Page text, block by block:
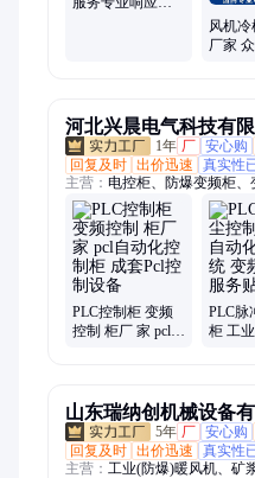
风机
厂家
河北兴晨电气科技有限
1年 厂 安心购
回复及时 出价迅速 真实性
主营： 电控柜、防爆变频柜
柜、防爆配电柜、仪表动力
开关柜、动力开关配电箱
PLC控制柜 变频
控制 柜厂 家 pcl自
PLC脉
柜 工
山东瑞纳创机械设备
5年 厂 安心购
回复及时 出价迅速 真实性
主营： 工业(防爆)暖风机、矿